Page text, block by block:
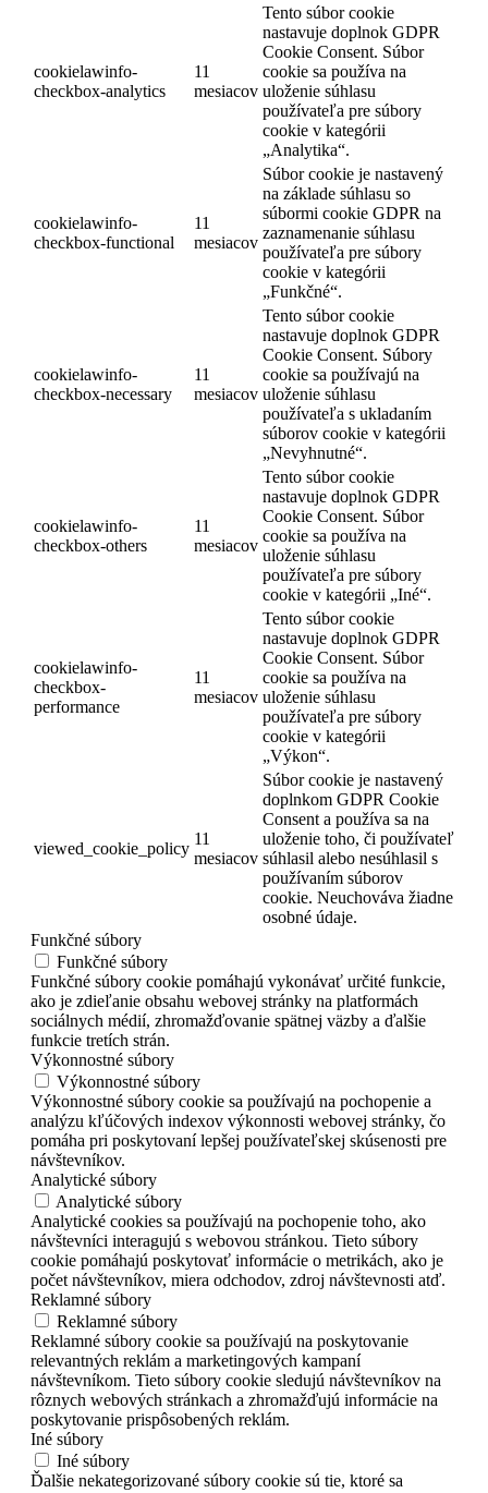
cookielawinfo-
checkbox-analytics
11
mesiacov
Tento súbor cookie
nastavuje doplnok GDPR
Cookie Consent. Súbor
cookie sa používa na
uloženie súhlasu
používateľa pre súbory
cookie v kategórii
„Analytika“.
cookielawinfo-
checkbox-functional
11
mesiacov
Súbor cookie je nastavený
na základe súhlasu so
súbormi cookie GDPR na
zaznamenanie súhlasu
používateľa pre súbory
cookie v kategórii
„Funkčné“.
cookielawinfo-
checkbox-necessary
11
mesiacov
Tento súbor cookie
nastavuje doplnok GDPR
Cookie Consent. Súbory
cookie sa používajú na
uloženie súhlasu
používateľa s ukladaním
súborov cookie v kategórii
„Nevyhnutné“.
cookielawinfo-
checkbox-others
11
mesiacov
Tento súbor cookie
nastavuje doplnok GDPR
Cookie Consent. Súbor
cookie sa používa na
uloženie súhlasu
používateľa pre súbory
cookie v kategórii „Iné“.
cookielawinfo-
checkbox-
performance
11
mesiacov
Tento súbor cookie
nastavuje doplnok GDPR
Cookie Consent. Súbor
cookie sa používa na
uloženie súhlasu
používateľa pre súbory
cookie v kategórii
„Výkon“.
viewed_cookie_policy
11
mesiacov
Súbor cookie je nastavený
doplnkom GDPR Cookie
Consent a používa sa na
uloženie toho, či používateľ
súhlasil alebo nesúhlasil s
používaním súborov
cookie. Neuchováva žiadne
osobné údaje.
Funkčné súbory
Funkčné súbory
Funkčné súbory cookie pomáhajú vykonávať určité funkcie,
ako je zdieľanie obsahu webovej stránky na platformách
sociálnych médií, zhromažďovanie spätnej väzby a ďalšie
funkcie tretích strán.
Výkonnostné súbory
Výkonnostné súbory
Výkonnostné súbory cookie sa používajú na pochopenie a
analýzu kľúčových indexov výkonnosti webovej stránky, čo
pomáha pri poskytovaní lepšej používateľskej skúsenosti pre
návštevníkov.
Analytické súbory
Analytické súbory
Analytické cookies sa používajú na pochopenie toho, ako
návštevníci interagujú s webovou stránkou. Tieto súbory
cookie pomáhajú poskytovať informácie o metrikách, ako je
počet návštevníkov, miera odchodov, zdroj návštevnosti atď.
Reklamné súbory
Reklamné súbory
Reklamné súbory cookie sa používajú na poskytovanie
relevantných reklám a marketingových kampaní
návštevníkom. Tieto súbory cookie sledujú návštevníkov na
rôznych webových stránkach a zhromažďujú informácie na
poskytovanie prispôsobených reklám.
Iné súbory
Iné súbory
Ďalšie nekategorizované súbory cookie sú tie, ktoré sa